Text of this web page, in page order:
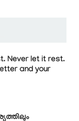
Never let it rest.
and your